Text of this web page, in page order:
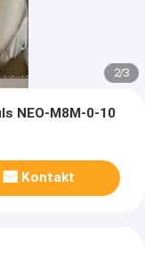
2/3
NEO-M8M-0-10
Kontakt